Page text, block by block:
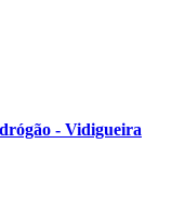
- Vidigueira